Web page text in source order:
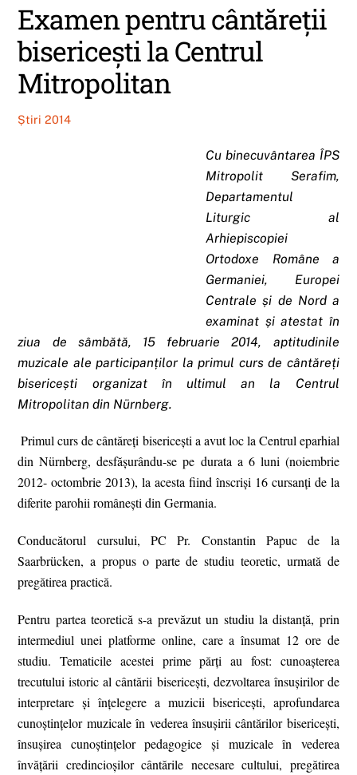
Examen pentru cântăreții
bisericești la Centrul
Mitropolitan
Știri 2014
Cu binecuvântarea ÎPS
Mitropolit Serafim,
Departamentul
Liturgic al
Arhiepiscopiei
Ortodoxe Române a
Germaniei, Europei
Centrale și de Nord a
examinat și atestat în
ziua de sâmbătă, 15 februarie 2014, aptitudinile
muzicale ale participanților la primul curs de cântăreți
bisericești organizat în ultimul an la Centrul
Mitropolitan din Nürnberg.
Primul curs de cântăreți bisericești a avut loc la Centrul eparhial
din Nürnberg, desfășurându-se pe durata a 6 luni (noiembrie
2012- octombrie 2013), la acesta fiind înscriși 16 cursanți de la
diferite parohii românești din Germania.
Conducătorul cursului, PC Pr. Constantin Papuc de la
Saarbrücken, a propus o parte de studiu teoretic, urmată de
pregătirea practică.
Pentru partea teoretică s-a prevăzut un studiu la distanță, prin
intermediul unei platforme online, care a însumat 12 ore de
studiu. Tematicile acestei prime părți au fost: cunoaşterea
trecutului istoric al cântării bisericeşti, dezvoltarea însuşirilor de
interpretare şi înţelegere a muzicii bisericeşti, aprofundarea
cunoştinţelor muzicale în vederea însuşirii cântărilor bisericeşti,
însuşirea cunoştinţelor pedagogice şi muzicale în vederea
învăţării credincioşilor cântările necesare cultului, pregătirea